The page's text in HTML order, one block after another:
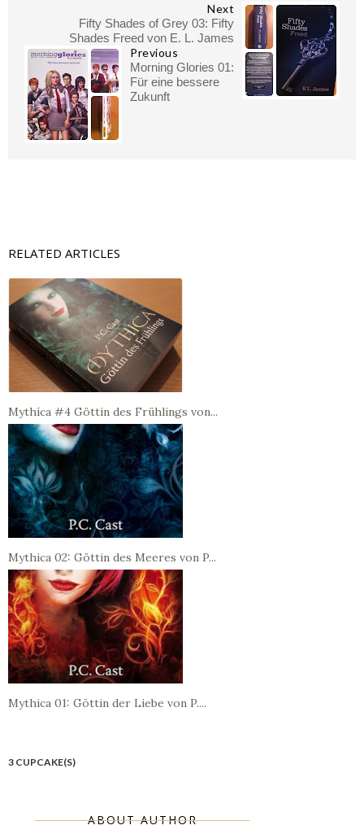
Next
Fifty Shades of Grey 03: Fifty
Shades Freed von E. L. James
Previous
Morning Glories 01:
Für eine bessere
Zukunft
RELATED ARTICLES
Mythíca #4 Göttin des Frühlings von...
Mythica 02: Göttin des Meeres von P...
Mythica 01: Göttin der Liebe von P....
3 CUPCAKE(S)
ABOUT AUTHOR